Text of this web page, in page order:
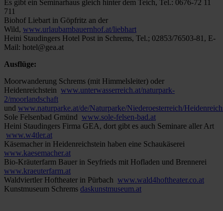
Es gibt ein Seminarhaus gleich hinter dem Teich, Tel.: 0676-72 11
711
Biohof Liebart in Göpfritz an der
Wild, www.urlaubambauernhof.at/liebhart
Heini Staudingers Hotel Post in Schrems, Tel.; 02853/76503-81, E-
Mail: hotel@gea.at
Ausflüge:
Moorwanderung Schrems (mit Himmelsleiter) oder
Heidenreichstein www.unterwasserreich.at/naturpark-
2/moorlandschaft
und www.naturparke.at/de/Naturparke/Niederoesterreich/
Sole Felsenbad Gmünd www.sole-felsen-bad.at
Heini Staudingers Firma GEA, dort gibt es auch Seminare aller Art
www.w4tler.at
Käsemacher in Heidenreichstein haben eine Schaukäserei
www.kaesemacher.at
Bio-Kräuterfarm Bauer in Seyfrieds mit Hofladen und Brennerei
www.kraeuterfarm.at
Waldviertler Hoftheater in Pürbach www.wald4hoftheater.co.at
Kunstmuseum Schrems daskunstmuseum.at